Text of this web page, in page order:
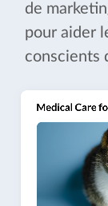
de
pour aider
conscients